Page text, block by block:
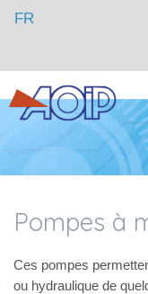
FR
Pompes à
Ces pompes
ou hydraulique de